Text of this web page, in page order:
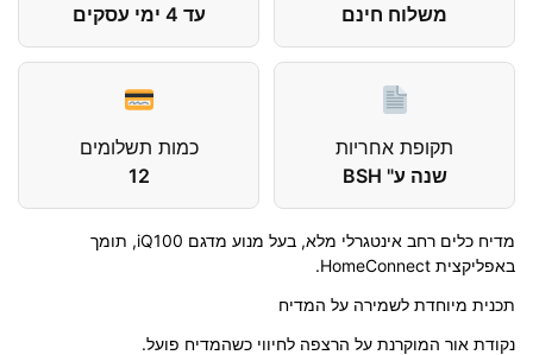
משלוח חינם
עד 4 ימי עסקים
תקופת אחריות
שנה ע" BSH
כמות תשלומים
12
מדיח כלים רחב אינטגרלי מלא, בעל מנוע מדגם iQ100, תומך
באפליקצית HomeConnect.
תכנית מיוחדת לשמירה על המדיח
נקודת אור המוקרנת על הרצפה לחיווי כשהמדיח פועל.